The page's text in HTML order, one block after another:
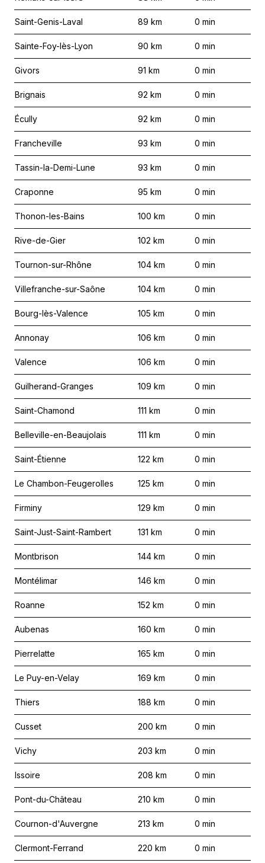
Saint-Genis-Laval 89 km 0 min
Sainte-Foy-lès-Lyon 90 km 0 min
Givors 91 km 0 min
Brignais 92 km 0 min
Écully 92 km 0 min
Francheville 93 km 0 min
Tassin-la-Demi-Lune 93 km 0 min
Craponne 95 km 0 min
Thonon-les-Bains 100 km 0 min
Rive-de-Gier 102 km 0 min
Tournon-sur-Rhône 104 km 0 min
Villefranche-sur-Saône 104 km 0 min
Bourg-lès-Valence 105 km 0 min
Annonay 106 km 0 min
Valence 106 km 0 min
Guilherand-Granges 109 km 0 min
Saint-Chamond 111 km 0 min
Belleville-en-Beaujolais 111 km 0 min
Saint-Étienne 122 km 0 min
Le Chambon-Feugerolles 125 km 0 min
Firminy 129 km 0 min
Saint-Just-Saint-Rambert 131 km 0 min
Montbrison 144 km 0 min
Montélimar 146 km 0 min
Roanne 152 km 0 min
Aubenas 160 km 0 min
Pierrelatte 165 km 0 min
Le Puy-en-Velay 169 km 0 min
Thiers 188 km 0 min
Cusset 200 km 0 min
Vichy 203 km 0 min
Issoire 208 km 0 min
Pont-du-Château 210 km 0 min
Cournon-d'Auvergne 213 km 0 min
Clermont-Ferrand 220 km 0 min